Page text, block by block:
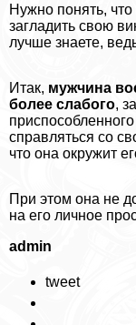
Нужно понять,
загладить свою
лучше знаете,
Итак, мужчина
более слабого,
справляться со
что она окружит
При этом она не
на его личное
admin
tweet